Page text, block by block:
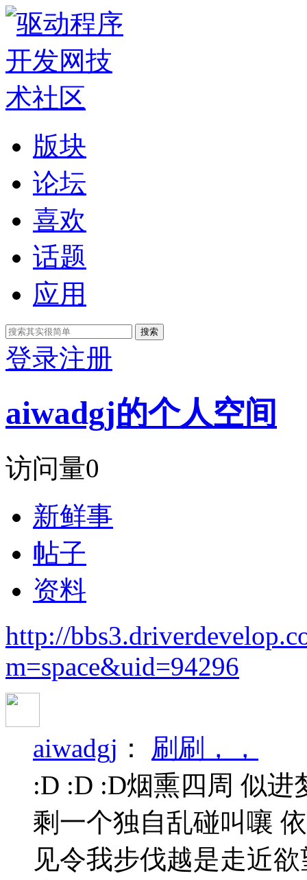
版块
论坛
喜欢
话题
应用
搜索
登录注册
aiwadgj的个人空间
访问量0
新鲜事
帖子
资料
http://
m=space&uid=94296
aiwadgj ： 刷刷，，
:D :D :D烟熏四周 似
剩一个独自乱碰叫嚷
见令我步伐越是走近